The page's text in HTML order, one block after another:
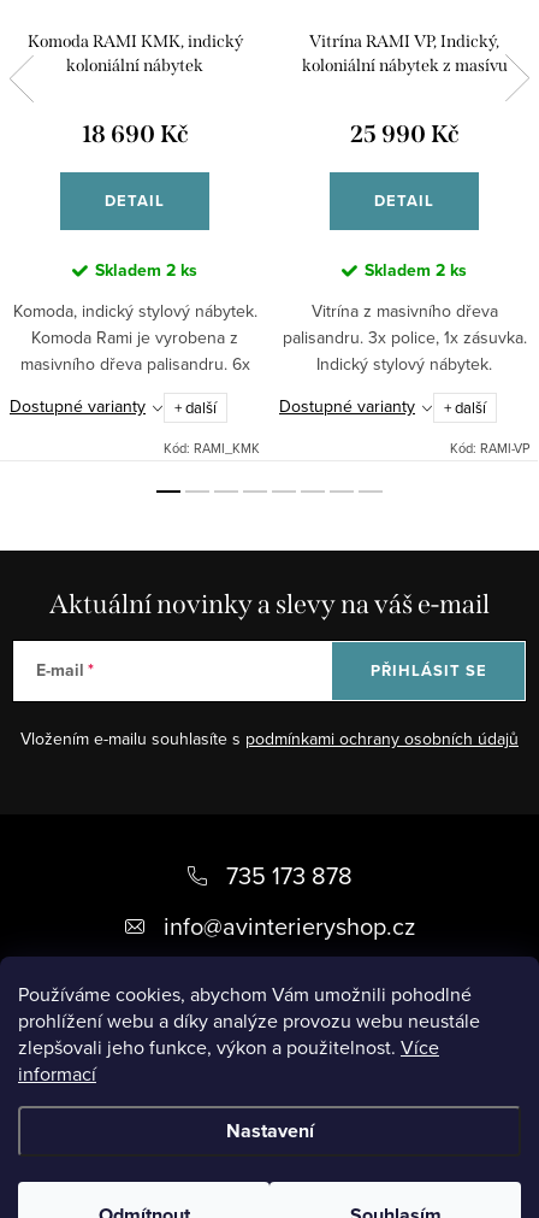
Používáme cookies, abychom Vám umožnili pohodlné
prohlížení webu a díky analýze provozu webu neustále
zlepšovali jeho funkce, výkon a použitelnost. Více
informací
Nastavení
Komoda RAMI KMK, indický
koloniální nábytek
18 690 Kč
DETAIL
Skladem 2 ks
Komoda, indický stylový nábytek.
Komoda Rami je vyrobena z
masivního dřeva palisandru. 6x
zásuvka.
Dostupné varianty + další
Kód: RAMI_KMK
Vitrína RAMI VP, Indický,
koloniální nábytek z masívu
25 990 Kč
DETAIL
Skladem 2 ks
Vitrína z masivního dřeva
palisandru. 3x police, 1x zásuvka.
Indický stylový nábytek.
Dostupné varianty
+ další
Kód: RAMI-VP
Aktuální novinky a slevy na váš e-mail
E-mail
Vložením e-mailu souhlasíte s podmínkami ochrany osobních údajů
PŘIHLÁSIT SE
a
735 173 878
info@avinterieryshop.cz
Užitečné informace
Copyright 2026AV Interiéry. Všechna práva vyhrazena.